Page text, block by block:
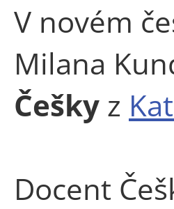
V novém
Milana
Češky z
Docent